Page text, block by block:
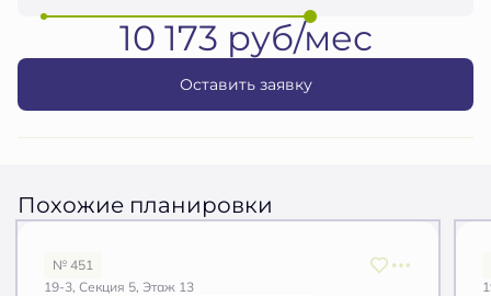
10 173 руб/мес
Оставить заявку
Похожие планировки
№ 451
19-3, Секция 5, Этаж 13